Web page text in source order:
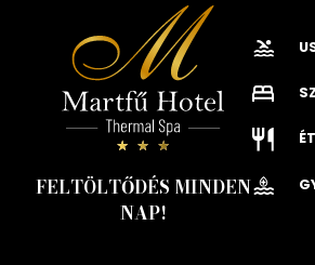
FELTÖLTŐDÉS MINDEN
NAP!